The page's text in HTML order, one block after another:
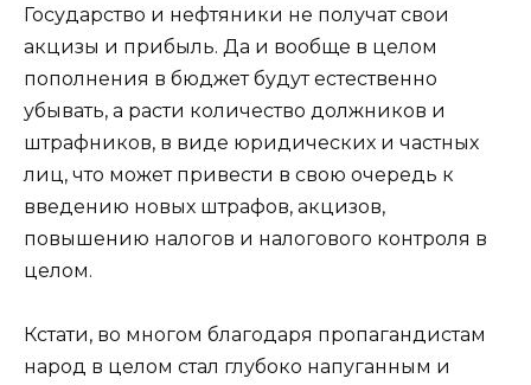
Государство и нефтяники не получат свои
акцизы и прибыль. Да и вообще в целом
пополнения в бюджет будут естественно
убывать, а расти количество должников и
штрафников, в виде юридических и частных
лиц, что может привести в свою очередь к
введению новых штрафов, акцизов,
повышению налогов и налогового контроля в
целом.
Кстати, во многом благодаря пропагандистам
народ в целом стал глубоко напуганным и